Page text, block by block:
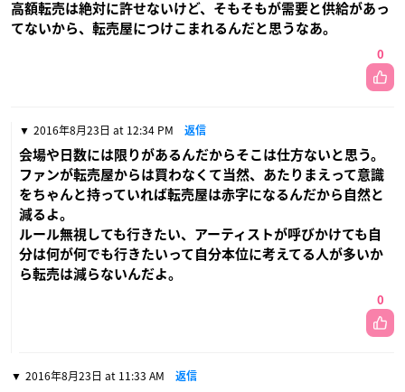
高額転売は絶対に許せないけど、そもそもが需要と供給があっ
てないから、転売屋につけこまれるんだと思うなあ。
0
2016年8月23日 at 12:34 PM 返信
会場や日数には限りがあるんだからそこは仕方ないと思う。
ファンが転売屋からは買わなくて当然、あたりまえって意識
をちゃんと持っていれば転売屋は赤字になるんだから自然と
減るよ。
ルール無視しても行きたい、アーティストが呼びかけても自
分は何が何でも行きたいって自分本位に考えてる人が多いか
ら転売は減らないんだよ。
0
2016年8月23日 at 11:33 AM 返信